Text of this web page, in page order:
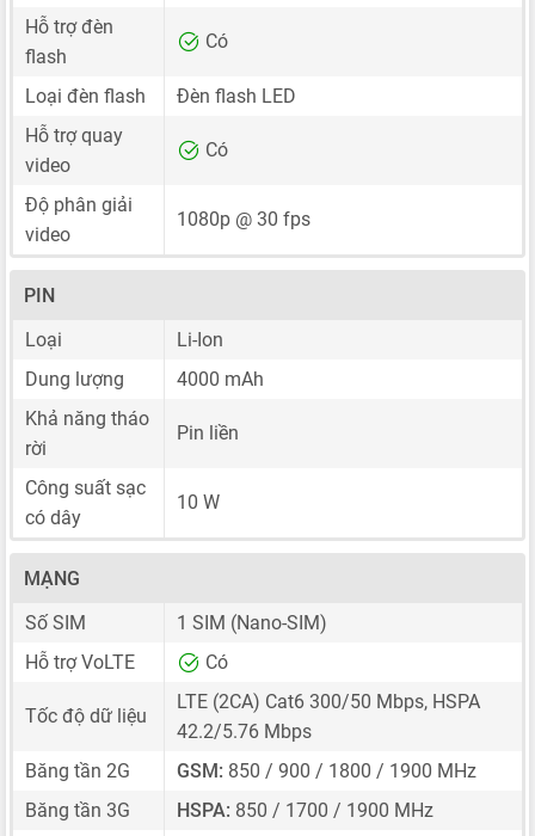
Hỗ trợ đèn
flash
Có
Loại đèn flash
Đèn flash LED
Hỗ trợ quay
video
Có
Độ phân giải
video
1080p @ 30 fps
PIN
Loại
Li-Ion
Dung lượng
4000 mAh
Khả năng tháo
rời
Pin liền
Công suất sạc
có dây
10 W
MẠNG
Số SIM
1 SIM (Nano-SIM)
Hỗ trợ VoLTE
Có
Tốc độ dữ liệu
LTE (2CA) Cat6 300/50 Mbps, HSPA
42.2/5.76 Mbps
Băng tần 2G
GSM: 850 / 900 / 1800 / 1900 MHz
Băng tần 3G
HSPA: 850 / 1700 / 1900 MHz